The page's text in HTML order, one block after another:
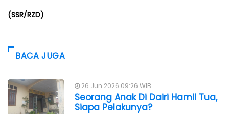
(SSR/RZD)
BACA JUGA
26 Jun 2026 09:26 WIB
Seorang Anak Di Dairi Hamil Tua,
Siapa Pelakunya?